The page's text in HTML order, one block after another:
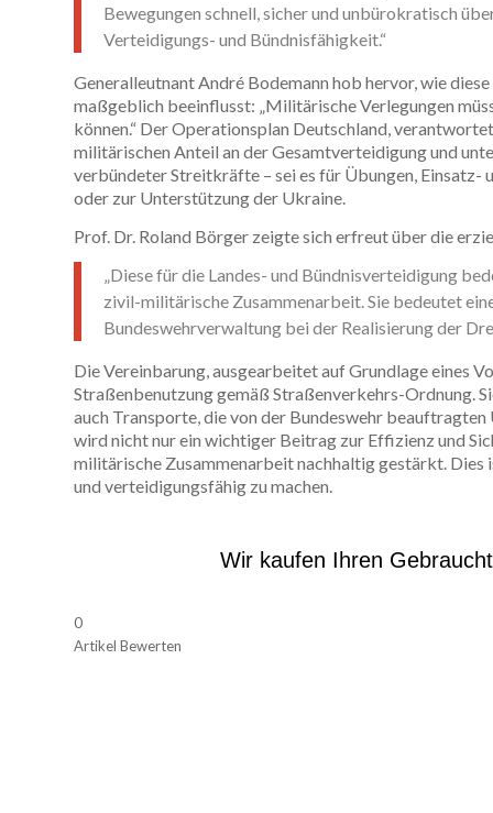
Bewegungen schnell, sicher und unbürokratisch
Verteidigungs- und Bündnisfähigkeit.“
Generalleutnant André Bodemann hob hervor, wie
maßgeblich beeinflusst: „Militärische Verlegungen
können.“ Der Operationsplan Deutschland,
militärischen Anteil an der Gesamtverteidigung und
verbündeter Streitkräfte – sei es für Übungen,
oder zur Unterstützung der Ukraine.
Prof. Dr. Roland Börger zeigte sich erfreut über die
„Diese für die Landes- und Bündnisverteidigung
zivil-militärische Zusammenarbeit. Sie bedeutet
Bundeswehrverwaltung bei der Realisierung der
Die Vereinbarung, ausgearbeitet auf Grundlage eines
Straßenbenutzung gemäß Straßenverkehrs-Ordnung.
auch Transporte, die von der Bundeswehr
wird nicht nur ein wichtiger Beitrag zur Effizienz und
militärische Zusammenarbeit nachhaltig gestärkt.
und verteidigungsfähig zu machen.
Wir kaufen Ihren
0
Artikel Bewerten